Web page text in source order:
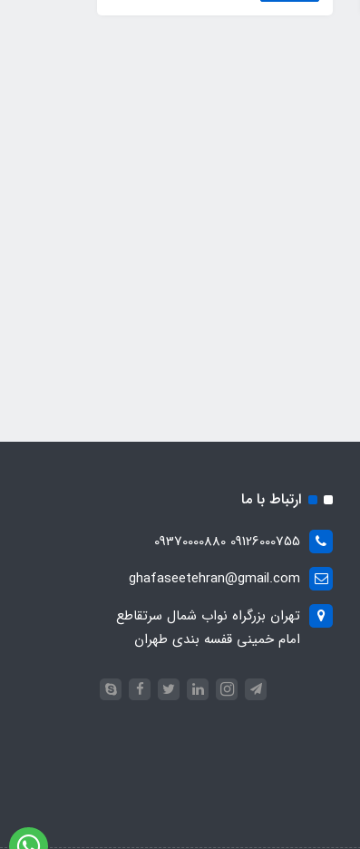
ارتباط با ما
09126000755 09370000880
ghafaseetehran@gmail.com
تهران بزرگراه نواب شمال سرتقاطع
امام خمینی قفسه بندی طهران